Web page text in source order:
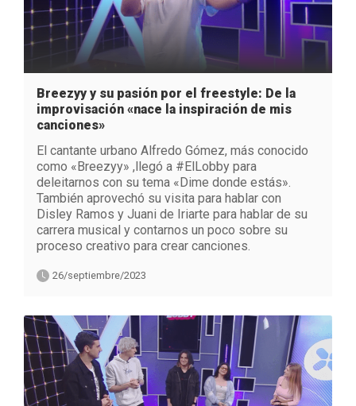
Breezyy y su pasión por el freestyle: De la
improvisación «nace la inspiración de mis
canciones»
El cantante urbano Alfredo Gómez, más conocido
como «Breezyy» ,llegó a #ElLobby para
deleitarnos con su tema «Dime donde estás».
También aprovechó su visita para hablar con
Disley Ramos y Juani de Iriarte para hablar de su
carrera musical y contarnos un poco sobre su
proceso creativo para crear canciones.
26/septiembre/2023